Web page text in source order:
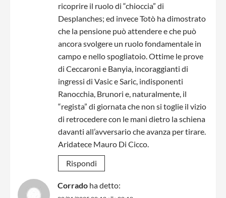
ricoprire il ruolo di “chioccia” di
Desplanches; ed invece Totò ha dimostrato
che la pensione può attendere e che può
ancora svolgere un ruolo fondamentale in
campo e nello spogliatoio. Ottime le prove
di Ceccaroni e Banyia, incoraggianti di
ingressi di Vasic e Saric, indisponenti
Ranocchia, Brunori e, naturalmente, il
“regista” di giornata che non si toglie il vizio
di retrocedere con le mani dietro la schiena
davanti all’avversario che avanza per tirare.
Aridatece Mauro Di Cicco.
Rispondi
Corrado ha detto: